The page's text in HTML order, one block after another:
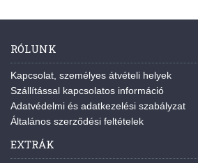
RÓLUNK
Kapcsolat, személyes átvételi helyek
Szállítással kapcsolatos információ
Adatvédelmi és adatkezelési szabályzat
Általános szerződési feltételek
EXTRÁK